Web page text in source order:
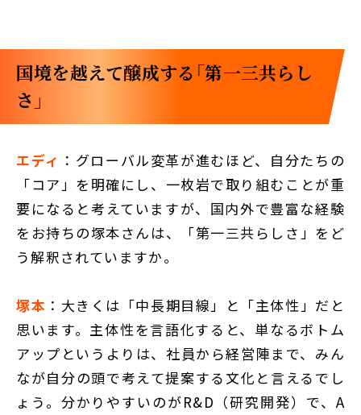
国境を越えて醸成する「第一三共らし
さ」
エディ ：グローバル変革が進むほど、自分たちの
「コア」を明確にし、一枚岩で取り組むことが重
要になると考えていますが、国内外で豊富な経験
をお持ちの塚本さんは、「第一三共らしさ」をど
う解釈されていますか。
塚本 ：大きくは「中長期目線」と「主体性」だと
思います。主体性を言語化すると、単なるボトム
アップというよりは、社員から経営陣まで、みん
なが自分の頭で考えて提案する文化と言えるでし
ょう。分かりやすいのがR&D（研究開発）で、A